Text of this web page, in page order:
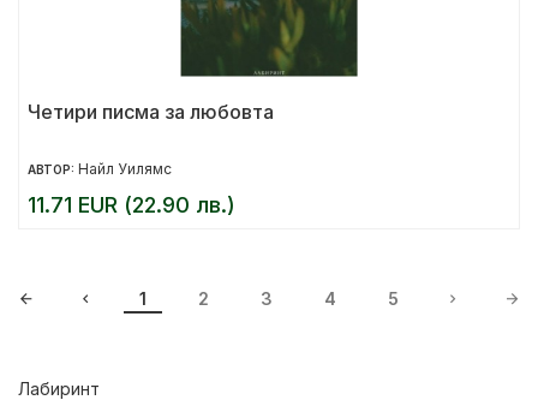
Четири писма за любовта
АВТОР: Найл Уилямс
11.71 EUR (22.90 лв.)
1 2 3 4 5
Лабиринт